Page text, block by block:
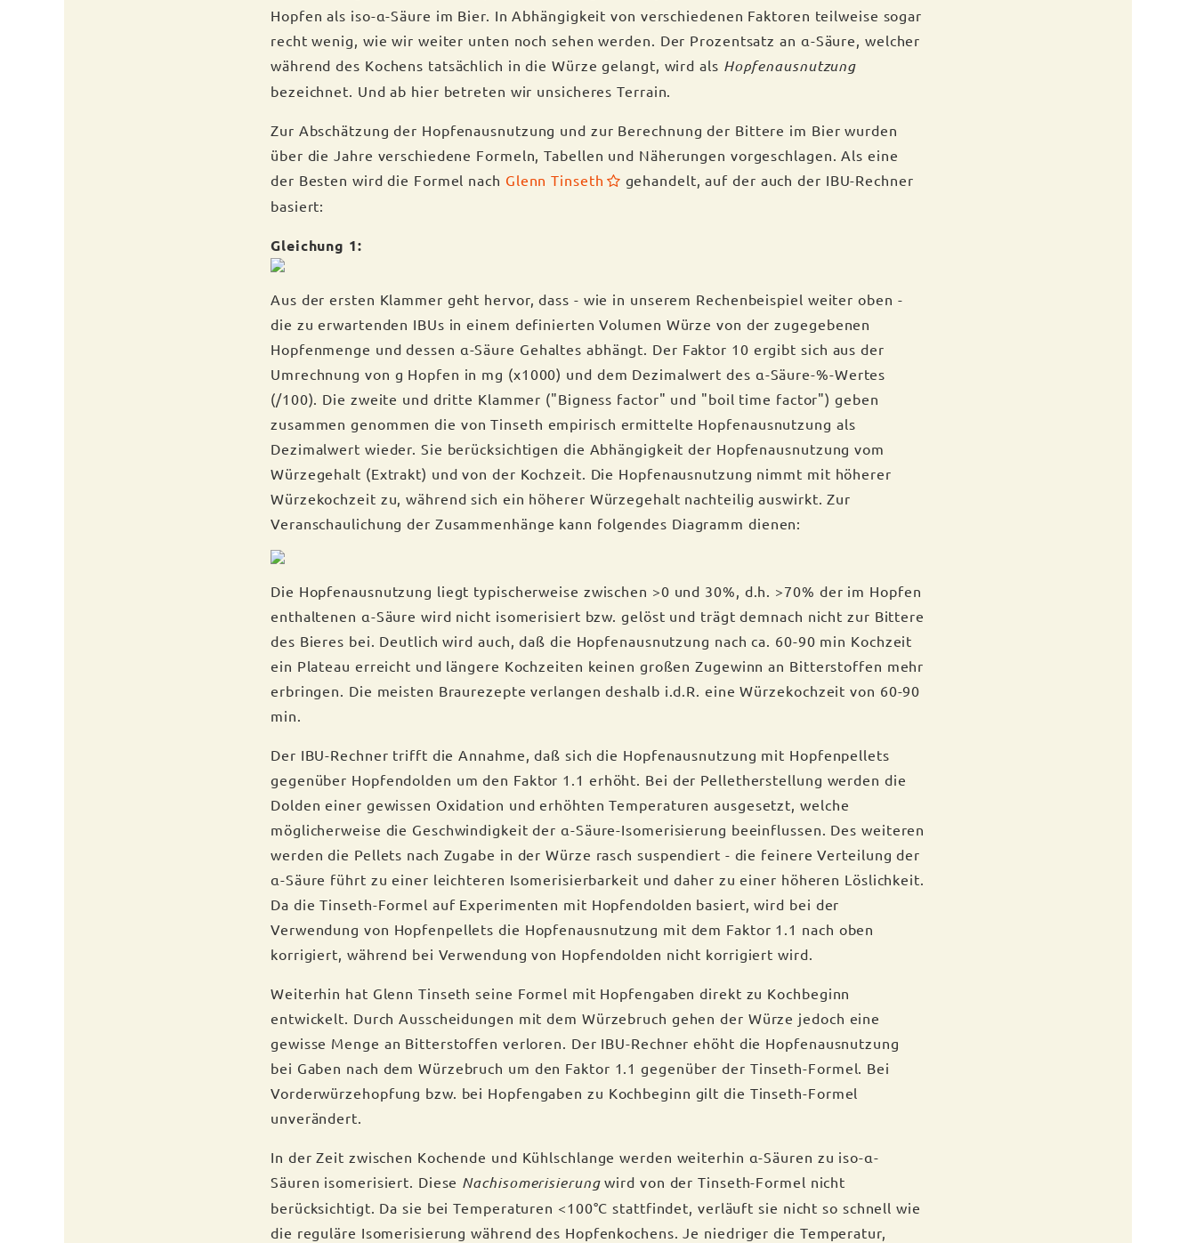
Hopfen als iso-α-Säure im Bier. In Abhängigkeit von verschiedenen Faktoren teilweise sogar
recht wenig, wie wir weiter unten noch sehen werden. Der Prozentsatz an α-Säure, welcher
während des Kochens tatsächlich in die Würze gelangt, wird als Hopfenausnutzung
bezeichnet. Und ab hier betreten wir unsicheres Terrain.
Zur Abschätzung der Hopfenausnutzung und zur Berechnung der Bittere im Bier wurden
über die Jahre verschiedene Formeln, Tabellen und Näherungen vorgeschlagen. Als eine
der Besten wird die Formel nach Glenn Tinseth
gehandelt, auf der auch der IBU-Rechner
basiert:
Gleichung 1:
Aus der ersten Klammer geht hervor, dass - wie in unserem Rechenbeispiel weiter oben -
die zu erwartenden IBUs in einem definierten Volumen Würze von der zugegebenen
Hopfenmenge und dessen α-Säure Gehaltes abhängt. Der Faktor 10 ergibt sich aus der
Umrechnung von g Hopfen in mg (x1000) und dem Dezimalwert des α-Säure-%-Wertes
(/100). Die zweite und dritte Klammer ("Bigness factor" und "boil time factor") geben
zusammen genommen die von Tinseth empirisch ermittelte Hopfenausnutzung als
Dezimalwert wieder. Sie berücksichtigen die Abhängigkeit der Hopfenausnutzung vom
Würzegehalt (Extrakt) und von der Kochzeit. Die Hopfenausnutzung nimmt mit höherer
Würzekochzeit zu, während sich ein höherer Würzegehalt nachteilig auswirkt. Zur
Veranschaulichung der Zusammenhänge kann folgendes Diagramm dienen:
Die Hopfenausnutzung liegt typischerweise zwischen >0 und 30%, d.h. >70% der im Hopfen
enthaltenen α-Säure wird nicht isomerisiert bzw. gelöst und trägt demnach nicht zur Bittere
des Bieres bei. Deutlich wird auch, daß die Hopfenausnutzung nach ca. 60-90 min Kochzeit
ein Plateau erreicht und längere Kochzeiten keinen großen Zugewinn an Bitterstoffen mehr
erbringen. Die meisten Braurezepte verlangen deshalb i.d.R. eine Würzekochzeit von 60-90
min.
Der IBU-Rechner trifft die Annahme, daß sich die Hopfenausnutzung mit Hopfenpellets
gegenüber Hopfendolden um den Faktor 1.1 erhöht. Bei der Pelletherstellung werden die
Dolden einer gewissen Oxidation und erhöhten Temperaturen ausgesetzt, welche
möglicherweise die Geschwindigkeit der α-Säure-Isomerisierung beeinflussen. Des weiteren
werden die Pellets nach Zugabe in der Würze rasch suspendiert - die feinere Verteilung der
α-Säure führt zu einer leichteren Isomerisierbarkeit und daher zu einer höheren Löslichkeit.
Da die Tinseth-Formel auf Experimenten mit Hopfendolden basiert, wird bei der
Verwendung von Hopfenpellets die Hopfenausnutzung mit dem Faktor 1.1 nach oben
korrigiert, während bei Verwendung von Hopfendolden nicht korrigiert wird.
Weiterhin hat Glenn Tinseth seine Formel mit Hopfengaben direkt zu Kochbeginn
entwickelt. Durch Ausscheidungen mit dem Würzebruch gehen der Würze jedoch eine
gewisse Menge an Bitterstoffen verloren. Der IBU-Rechner ehöht die Hopfenausnutzung
bei Gaben nach dem Würzebruch um den Faktor 1.1 gegenüber der Tinseth-Formel. Bei
Vorderwürzehopfung bzw. bei Hopfengaben zu Kochbeginn gilt die Tinseth-Formel
unverändert.
In der Zeit zwischen Kochende und Kühlschlange werden weiterhin α-Säuren zu iso-α-
Säuren isomerisiert. Diese Nachisomerisierungwird von der Tinseth-Formel nicht
berücksichtigt. Da sie bei Temperaturen <100°C stattfindet, verläuft sie nicht so schnell wie
die reguläre Isomerisierung während des Hopfenkochens. Je niedriger die Temperatur,